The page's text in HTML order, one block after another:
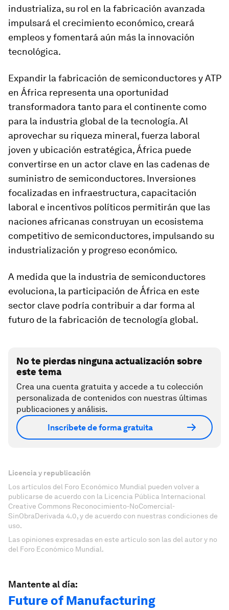
industrializa, su rol en la fabricación avanzada
impulsará el crecimiento económico, creará
empleos y fomentará aún más la innovación
tecnológica.
Expandir la fabricación de semiconductores y ATP
en África representa una oportunidad
transformadora tanto para el continente como
para la industria global de la tecnología. Al
aprovechar su riqueza mineral, fuerza laboral
joven y ubicación estratégica, África puede
convertirse en un actor clave en las cadenas de
suministro de semiconductores. Inversiones
focalizadas en infraestructura, capacitación
laboral e incentivos políticos permitirán que las
naciones africanas construyan un ecosistema
competitivo de semiconductores, impulsando su
industrialización y progreso económico.
A medida que la industria de semiconductores
evoluciona, la participación de África en este
sector clave podría contribuir a dar forma al
futuro de la fabricación de tecnología global.
No te pierdas ninguna actualización sobre
este tema
Crea una cuenta gratuita y accede a tu colección
personalizada de contenidos con nuestras últimas
publicaciones y análisis.
Inscríbete de forma gratuita
Licencia y republicación
Los artículos del Foro Económico Mundial pueden volver a
publicarse de acuerdo con la Licencia Pública Internacional
Creative Commons Reconocimiento-NoComercial-
SinObraDerivada 4.0, y de acuerdo con nuestras condiciones de
uso.
Las opiniones expresadas en este artículo son las del autor y no
del Foro Económico Mundial.
Mantente al día:
Future of Manufacturing